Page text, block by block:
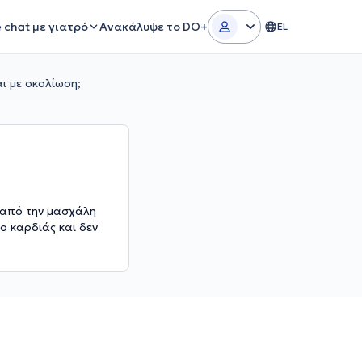
chat με γιατρό Ανακάλυψε το DO+ EL
με σκολίωση;
από την μασχάλη
καρδιάς και δεν